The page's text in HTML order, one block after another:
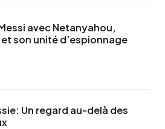
avec Netanyahou,
et son unité d’espionnage
Un regard au-delà des